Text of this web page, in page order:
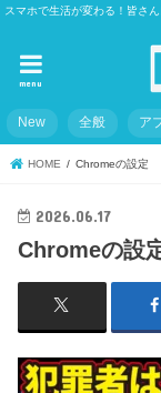
スマホで生活が変わる！皆さ
menu
New 全般 ア
HOME Chromeの設定
2026.06.17
Chromeの設